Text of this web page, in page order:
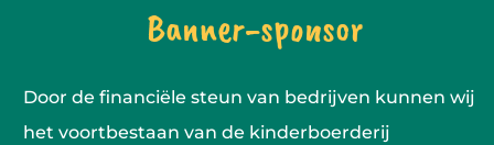
Banner-sponsor
Door de financiële steun van bedrijven kunnen wij
het voortbestaan van de kinderboerderij